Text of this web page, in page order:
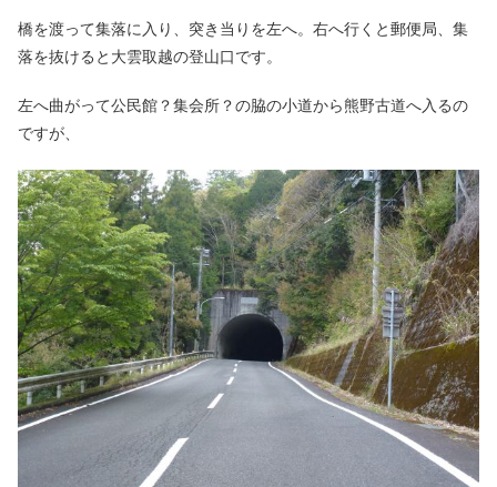
橋を渡って集落に入り、突き当りを左へ。右へ行くと郵便局、集
落を抜けると大雲取越の登山口です。
左へ曲がって公民館？集会所？の脇の小道から熊野古道へ入るの
ですが、